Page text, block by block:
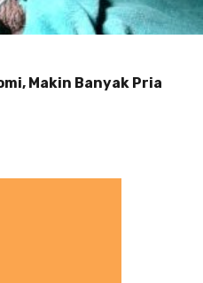
Makin Banyak Pria